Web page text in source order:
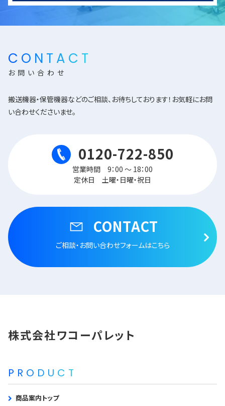
CONTACT
お問い合わせ
搬送機器・保管機器などのご相談、お待ちしております！お気軽にお問
い合わせくださいませ。
0120-722-850
営業時間 9：00 ～ 18：00
定休日 土曜・日曜・祝日
CONTACT
ご相談・お問い合わせフォームはこちら
株式会社ワコーパレット
PRODUCT
商品案内トップ